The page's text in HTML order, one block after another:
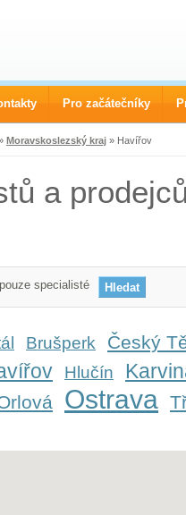
Moravskoslezský kraj » Havířov
a
pouze specialisté
Brušperk Český
Hlučín
Ostrava
Pro začátečníky